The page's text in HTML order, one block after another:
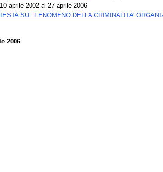
aprile 2002 al 27 aprile 2006
SUL FENOMENO DELLA CRIMINALITA'
2006